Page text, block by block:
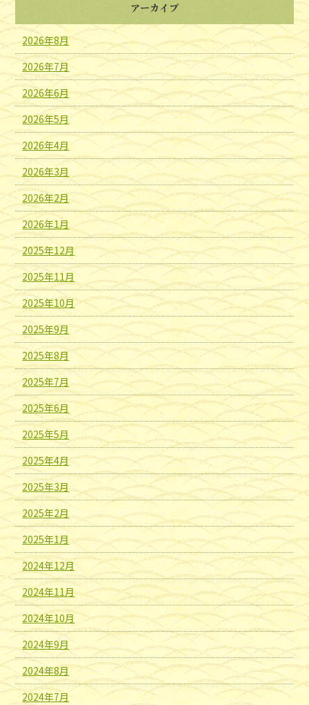
アーカイブ
2026年8月
2026年7月
2026年6月
2026年5月
2026年4月
2026年3月
2026年2月
2026年1月
2025年12月
2025年11月
2025年10月
2025年9月
2025年8月
2025年7月
2025年6月
2025年5月
2025年4月
2025年3月
2025年2月
2025年1月
2024年12月
2024年11月
2024年10月
2024年9月
2024年8月
2024年7月